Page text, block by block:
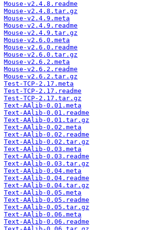
Mouse-v2.4.8.readme
Mouse-v2.4.8.tar.gz
Mouse-v2.4.9.meta
Mouse-v2.4.9.readme
Mouse-v2.4.9.tar.gz
Mouse-v2.6.0.meta
Mouse-v2.6.0.readme
Mouse-v2.6.0.tar.gz
Mouse-v2.6.2.meta
Mouse-v2.6.2.readme
Mouse-v2.6.2.tar.gz
Test-TCP-2.17.meta
Test-TCP-2.17.readme
Test-TCP-2.17.tar.gz
Text-AAlib-0.01.meta
Text-AAlib-0.01.readme
Text-AAlib-0.01.tar.gz
Text-AAlib-0.02.meta
Text-AAlib-0.02.readme
Text-AAlib-0.02.tar.gz
Text-AAlib-0.03.meta
Text-AAlib-0.03.readme
Text-AAlib-0.03.tar.gz
Text-AAlib-0.04.meta
Text-AAlib-0.04.readme
Text-AAlib-0.04.tar.gz
Text-AAlib-0.05.meta
Text-AAlib-0.05.readme
Text-AAlib-0.05.tar.gz
Text-AAlib-0.06.meta
Text-AAlib-0.06.readme